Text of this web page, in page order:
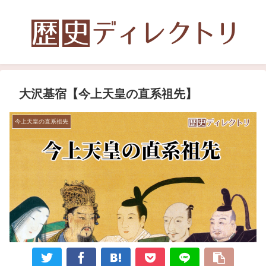
大沢基宿【今上天皇の直系祖先】
今上天皇の直系祖先